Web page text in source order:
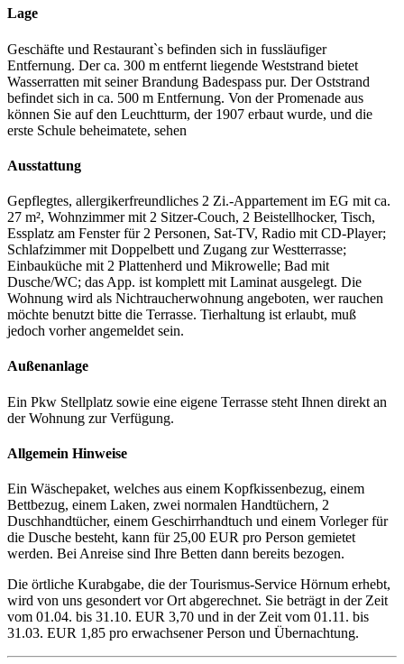
Lage
Geschäfte und Restaurant`s befinden sich in fussläufiger
Entfernung. Der ca. 300 m entfernt liegende Weststrand bietet
Wasserratten mit seiner Brandung Badespass pur. Der Oststrand
befindet sich in ca. 500 m Entfernung. Von der Promenade aus
können Sie auf den Leuchtturm, der 1907 erbaut wurde, und die
erste Schule beheimatete, sehen
Ausstattung
Gepflegtes, allergikerfreundliches 2 Zi.-Appartement im EG mit ca.
27 m², Wohnzimmer mit 2 Sitzer-Couch, 2 Beistellhocker, Tisch,
Essplatz am Fenster für 2 Personen, Sat-TV, Radio mit CD-Player;
Schlafzimmer mit Doppelbett und Zugang zur Westterrasse;
Einbauküche mit 2 Plattenherd und Mikrowelle; Bad mit
Dusche/WC; das App. ist komplett mit Laminat ausgelegt. Die
Wohnung wird als Nichtraucherwohnung angeboten, wer rauchen
möchte benutzt bitte die Terrasse. Tierhaltung ist erlaubt, muß
jedoch vorher angemeldet sein.
Außenanlage
Ein Pkw Stellplatz sowie eine eigene Terrasse steht Ihnen direkt an
der Wohnung zur Verfügung.
Allgemein Hinweise
Ein Wäschepaket, welches aus einem Kopfkissenbezug, einem
Bettbezug, einem Laken, zwei normalen Handtüchern, 2
Duschhandtücher, einem Geschirrhandtuch und einem Vorleger für
die Dusche besteht, kann für 25,00 EUR pro Person gemietet
werden. Bei Anreise sind Ihre Betten dann bereits bezogen.
Die örtliche Kurabgabe, die der Tourismus-Service Hörnum erhebt,
wird von uns gesondert vor Ort abgerechnet. Sie beträgt in der Zeit
vom 01.04. bis 31.10. EUR 3,70 und in der Zeit vom 01.11. bis
31.03. EUR 1,85 pro erwachsener Person und Übernachtung.